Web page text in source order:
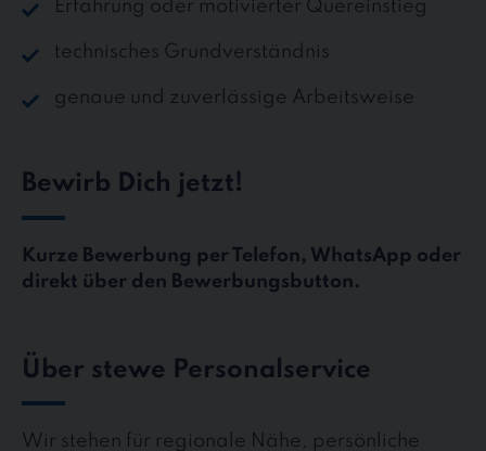
Erfahrung oder motivierter Quereinstieg
technisches Grundverständnis
genaue und zuverlässige Arbeitsweise
Bewirb Dich jetzt!
Kurze Bewerbung per Telefon, WhatsApp oder
direkt über den Bewerbungsbutton.
Über stewe Personalservice
Wir stehen für regionale Nähe, persönliche